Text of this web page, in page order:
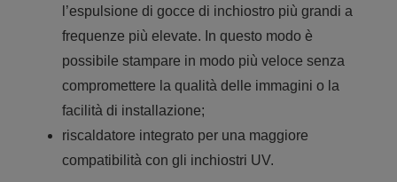
l’espulsione di gocce di inchiostro più grandi a
frequenze più elevate. In questo modo è
possibile stampare in modo più veloce senza
compromettere la qualità delle immagini o la
facilità di installazione;
riscaldatore integrato per una maggiore
compatibilità con gli inchiostri UV.